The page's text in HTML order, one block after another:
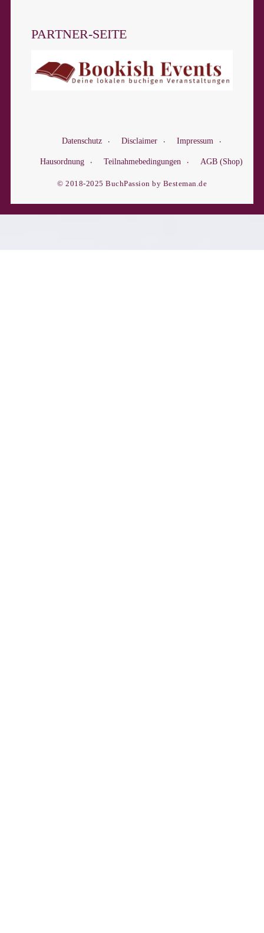
PARTNER-SEITE
Datenschutz Disclaimer Impressum
Hausordnung Teilnahmebedingungen AGB (Shop)
© 2018-2025 BuchPassion by Besteman.de